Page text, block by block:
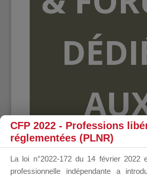
CFP 2022 - Professions
réglementées (PLNR)
La loi n°2022-172 du 14 février 2022
professionnelle indépendante a